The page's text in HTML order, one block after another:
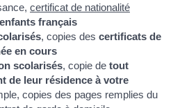
certificat de nationalité
français
, copies des certificats de
en cours
scolarisés, copie de tout
de leur résidence à votre
copies des pages remplies du